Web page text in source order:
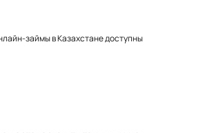
займы в Казахстане доступны